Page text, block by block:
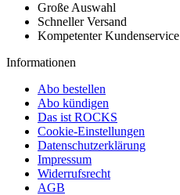
Große Auswahl
Schneller Versand
Kompetenter Kundenservice
Informationen
Abo bestellen
Abo kündigen
Das ist ROCKS
Cookie-Einstellungen
Datenschutzerklärung
Impressum
Widerrufsrecht
AGB